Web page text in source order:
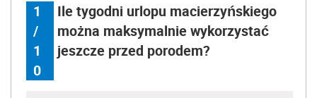
1
/
1
0
Ile tygodni urlopu macierzyńskiego
można maksymalnie wykorzystać
jeszcze przed porodem?